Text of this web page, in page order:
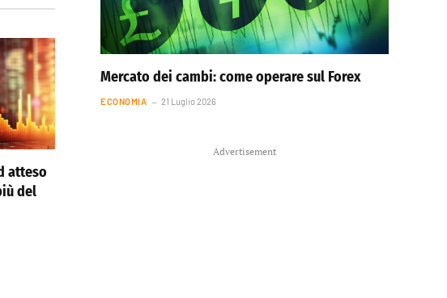
atteso
del
Mercato dei cambi: come operare sul Forex
ECONOMIA 21 Luglio 2026
Advertisement